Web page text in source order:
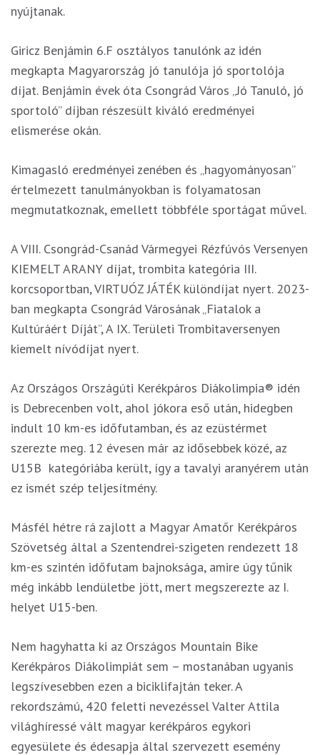
nyújtanak.
Giricz Benjámin 6.F osztályos tanulónk az idén
megkapta Magyarország jó tanulója jó sportolója
díjat. Benjámin évek óta Csongrád Város „Jó Tanuló, jó
sportoló” díjban részesült kiváló eredményei
elismerése okán.
Kimagasló eredményei zenében és „hagyományosan”
értelmezett tanulmányokban is folyamatosan
megmutatkoznak, emellett többféle sportágat művel.
A VIII. Csongrád-Csanád Vármegyei Rézfúvós Versenyen
KIEMELT ARANY díjat, trombita kategória III.
korcsoportban, VIRTUÓZ JÁTÉK különdíjat nyert. 2023-
ban megkapta Csongrád Városának „Fiatalok a
Kultúráért Díját”, A IX. Területi Trombitaversenyen
kiemelt nívódíjat nyert.
Az Országos Országúti Kerékpáros Diákolimpia® idén
is Debrecenben volt, ahol jókora eső után, hidegben
indult 10 km-es időfutamban, és az ezüstérmet
szerezte meg. 12 évesen már az idősebbek közé, az
U15B kategóriába került, így a tavalyi aranyérem után
ez ismét szép teljesítmény.
Másfél hétre rá zajlott a Magyar Amatőr Kerékpáros
Szövetség által a Szentendrei-szigeten rendezett 18
km-es szintén időfutam bajnoksága, amire úgy tűnik
még inkább lendületbe jött, mert megszerezte az I.
helyet U15-ben.
Nem hagyhatta ki az Országos Mountain Bike
Kerékpáros Diákolimpiát sem – mostanában ugyanis
legszívesebben ezen a biciklifajtán teker. A
rekordszámú, 420 feletti nevezéssel Valter Attila
világhíressé vált magyar kerékpáros egykori
egyesülete és édesapja által szervezett esemény